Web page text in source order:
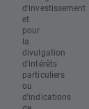
d'investissement
et
pour
la
divulgation
d'intérêts
particuliers
ou
d'indications